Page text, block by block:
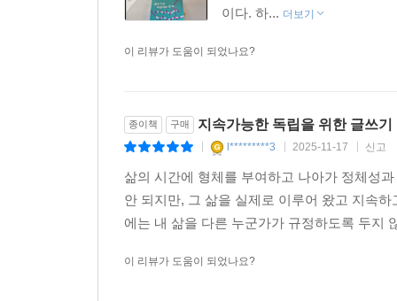
이다. 하... 더보기
이 리뷰가 도움이 되었나요?
종이책 구매 지속가능한 독립을 위한 글쓰기
l*********3 2025-11-17 신고
삶의 시간에 형체를 부여하고 나아가 정체성
안 되지만, 그 삶을 실제로 이루어 왔고 지속
에는 내 삶을 다른 누군가가 규정하도록 두지
이 리뷰가 도움이 되었나요?